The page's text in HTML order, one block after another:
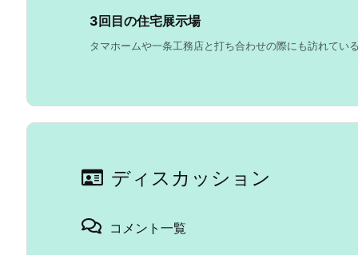
3回目の住宅展示場
タマホームや一条工務店と打ち合わせの際にも訪れてい
ディスカッション
コメント一覧